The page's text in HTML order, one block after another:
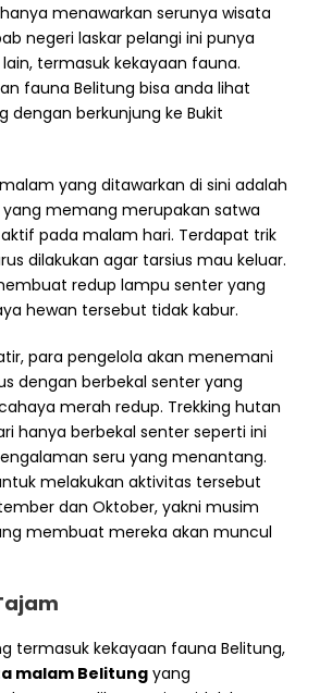
menawarkan serunya wisata
negeri laskar pelangi ini punya
termasuk kekayaan fauna.
fauna Belitung bisa anda lihat
dengan berkunjung ke Bukit
yang ditawarkan di sini adalah
memang merupakan satwa
pada malam hari. Terdapat trik
dilakukan agar tarsius mau keluar.
redup lampu senter yang
hewan tersebut tidak kabur.
para pengelola akan menemani
dengan berbekal senter yang
merah redup. Trekking hutan
hanya berbekal senter seperti ini
seru yang menantang.
melakukan aktivitas tersebut
dan Oktober, yakni musim
membuat mereka akan muncul
termasuk kekayaan fauna Belitung,
malam Belitung yang